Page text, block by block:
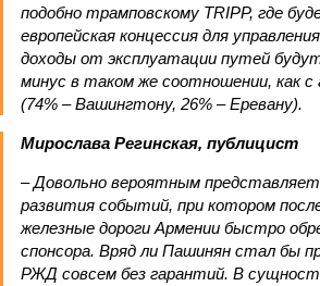
подобно трамповскому TRIPP, где
европейская концессия для
доходы от эксплуатации путей
минус в таком же соотношении, как с
(74% – Вашингтону, 26% – Еревану).
Мирослава Регинская, публицист
– Довольно вероятным
развития событий, при котором
железные дороги Армении быстро
спонсора. Вряд ли Пашинян стал бы
РЖД совсем без гарантий. В